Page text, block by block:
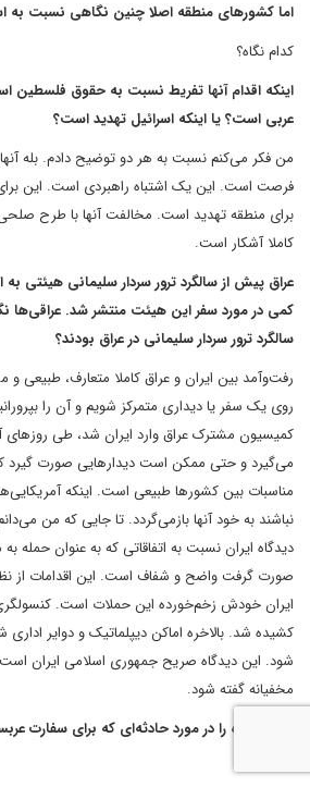
اما کشورهای منطقه اصلا چنین نگاهی نسبت به
کدام نگاه؟
اینکه اقدام آنها تفریط نسبت به حقوق
عربی است؟ یا اینکه اسرائیل تهدید است؟
من فکر می‌کنم نسبت به هر دو توضیح دادم. بله
فرصت است. این یک اشتباه راهبردی است. این
برای منطقه تهدید است. مخالفت آنها با طرح
کاملا آشکار است.
عراق پیش از سالگرد ترور سردار سلیمانی هیئتی به
کمی در مورد سفر این هیئت منتشر شد. عراقی‌ها
سالگرد ترور سردار سلیمانی در عراق بودند؟
رفت‌وآمد بین ایران و عراق کاملا متعارف، طبیعی
روی یک سفر یا دیداری متمرکز شویم و آن را
کمیسیون مشترک عراق وارد ایران شد، طی
می‌گیرد و حتی ممکن است دیدارهایی صورت گیرد
مناسبات بین کشورها طبیعی است. اینکه
نباشند به خود آنها بازمی‌گردد. تا جایی که من
دیدگاه ایران نسبت به اتفاقاتی که به عنوان حمله
صورت گرفت واضح و شفاف است. این اقدامات از
ایران خودش زخم‌خورده این حملات است.
کشیده شد. بالاخره اماکن دیپلماتیک و دوایر اداری
شود. این دیدگاه صریح جمهوری اسلامی ایران است
مخفیانه گفته شود.
این دیدگاه را در مورد حادثه‌ای که برای سفارت